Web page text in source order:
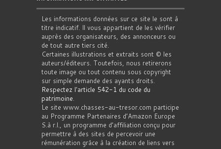
Les informations données sur ce site le sont à
titre indicatif. Il vous appartient de les vérifier
auprès des organisateurs, des annonceurs ou
de tout autre tiers cité.
Certaines illustrations et extraits sont © les
auteurs/éditeurs. Toutefois, nous retirerons
toute image ou tout contenu sous copyright
sur simple demande des ayants droits.
Respectez l'article 542-1 du code du
patrimoine.
Le site www.chasses-au-tresor.com participe
au Programme Partenaires d’Amazon Europe
S.à r.l., un programme d’affiliation conçu pour
permettre à des sites de percevoir une
rémunération grâce à la création de liens vers